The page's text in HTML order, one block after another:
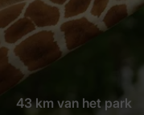
43 km van het park